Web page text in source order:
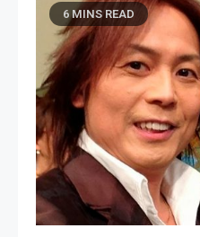
6 MINS READ